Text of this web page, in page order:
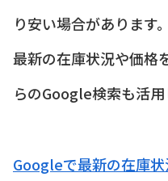
り安い場合があります。
最新の在庫状況や価格
らのGoogle検索も活用
Googleで最新の在庫